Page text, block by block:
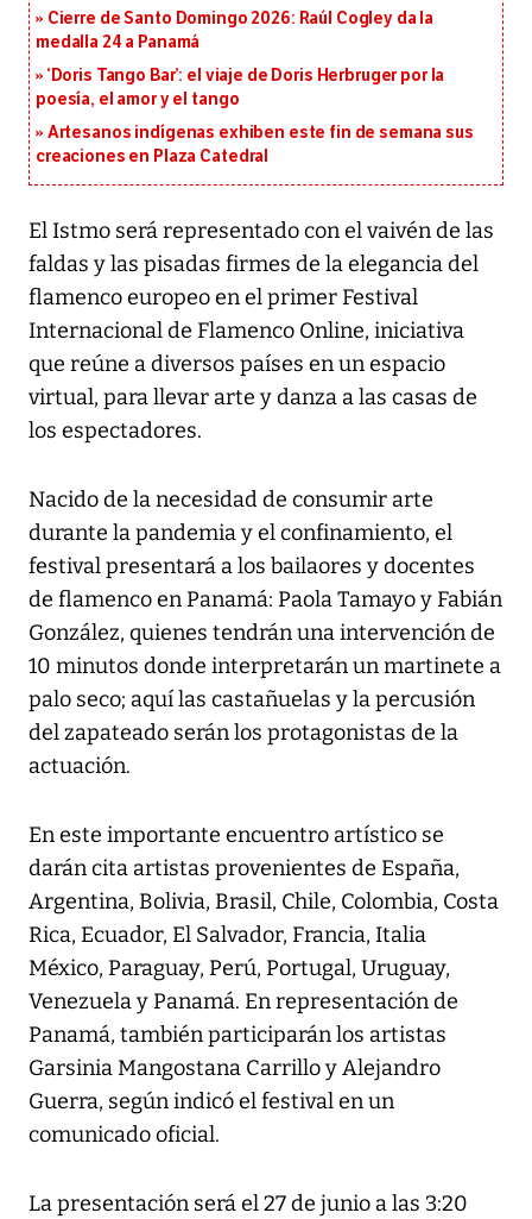
Cierre de Santo Domingo 2026: Raúl Cogley da la
medalla 24 a Panamá
‘Doris Tango Bar’: el viaje de Doris Herbruger por la
poesía, el amor y el tango
Artesanos indígenas exhiben este fin de semana sus
creaciones en Plaza Catedral
El Istmo será representado con el vaivén de las
faldas y las pisadas firmes de la elegancia del
flamenco europeo en el primer Festival
Internacional de Flamenco Online, iniciativa
que reúne a diversos países en un espacio
virtual, para llevar arte y danza a las casas de
los espectadores.
Nacido de la necesidad de consumir arte
durante la pandemia y el confinamiento, el
festival presentará a los bailaores y docentes
de flamenco en Panamá: Paola Tamayo y Fabián
González, quienes tendrán una intervención de
10 minutos donde interpretarán un martinete a
palo seco; aquí las castañuelas y la percusión
del zapateado serán los protagonistas de la
actuación.
En este importante encuentro artístico se
darán cita artistas provenientes de España,
Argentina, Bolivia, Brasil, Chile, Colombia, Costa
Rica, Ecuador, El Salvador, Francia, Italia
México, Paraguay, Perú, Portugal, Uruguay,
Venezuela y Panamá. En representación de
Panamá, también participarán los artistas
Garsinia Mangostana Carrillo y Alejandro
Guerra, según indicó el festival en un
comunicado oficial.
La presentación será el 27 de junio a las 3:20